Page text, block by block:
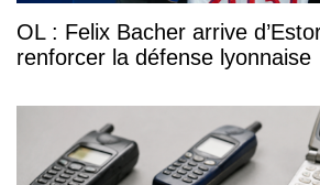
OL : Felix Bacher arrive
renforcer la défense lyonnaise